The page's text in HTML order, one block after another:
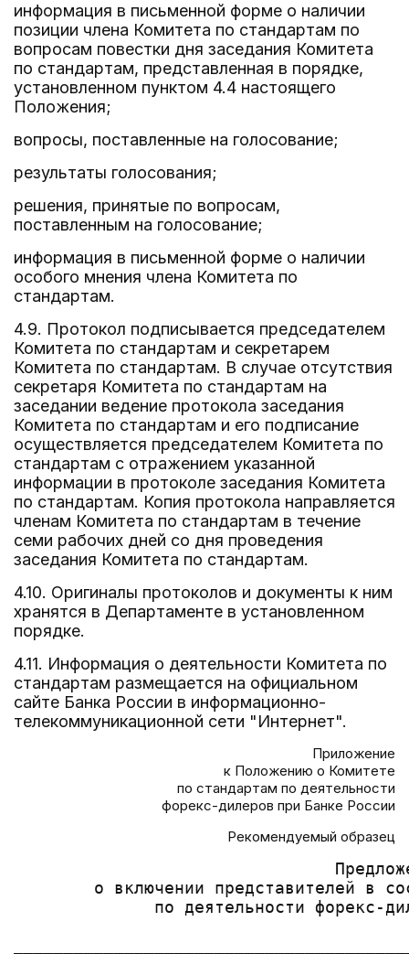
информация в письменной форме о наличии
позиции члена Комитета по стандартам по
вопросам повестки дня заседания Комитета
по стандартам, представленная в порядке,
установленном пунктом 4.4 настоящего
Положения;
вопросы, поставленные на голосование;
результаты голосования;
решения, принятые по вопросам,
поставленным на голосование;
информация в письменной форме о наличии
особого мнения члена Комитета по
стандартам.
4.9. Протокол подписывается председателем
Комитета по стандартам и секретарем
Комитета по стандартам. В случае отсутствия
секретаря Комитета по стандартам на
заседании ведение протокола заседания
Комитета по стандартам и его подписание
осуществляется председателем Комитета по
стандартам с отражением указанной
информации в протоколе заседания Комитета
по стандартам. Копия протокола направляется
членам Комитета по стандартам в течение
семи рабочих дней со дня проведения
заседания Комитета по стандартам.
4.10. Оригиналы протоколов и документы к ним
хранятся в Департаменте в установленном
порядке.
4.11. Информация о деятельности Комитета по
стандартам размещается на официальном
сайте Банка России в информационно-
телекоммуникационной сети "Интернет".
Приложение
к Положению о Комитете
по стандартам по деятельности
форекс-дилеров при Банке России
Рекомендуемый образец
о включении представителей в
по деятельности форекс-